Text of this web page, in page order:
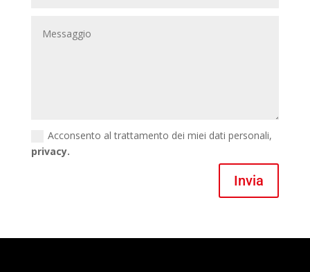
Acconsento al trattamento dei miei dati personali,
privacy.
Invia